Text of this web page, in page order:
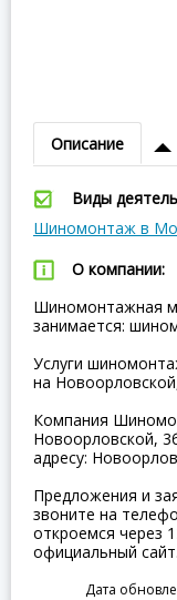
Описание
Виды
Шиномонтаж в
О компании:
Шиномонтажная
занимается:
Услуги
на
Компания
Новоорловской,
адресу:
Предложения и
звоните на
откроемся через
официальный сайт.
Дата